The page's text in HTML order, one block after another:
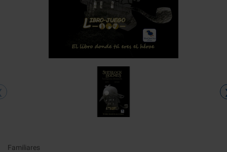
Familiares